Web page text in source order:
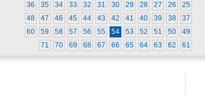
25
26
27
28
29
30
31
32
33
34
35
36
37
38
39
40
41
42
43
44
45
46
47
48
49
50
51
52
53
54
55
56
57
58
59
60
61
62
63
64
65
66
67
68
69
70
71